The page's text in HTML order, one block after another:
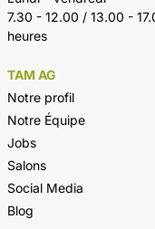
7.30 - 12.00 / 13.00 -
heures
TAM AG
Notre profil
Notre Équipe
Jobs
Salons
Social Media
Blog